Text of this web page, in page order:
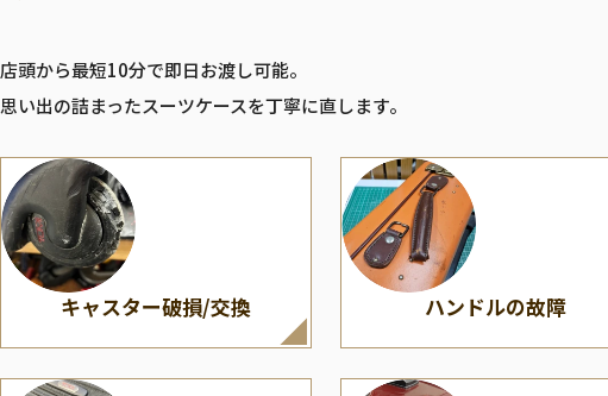
店頭から最短10分で即日お渡し可能。
思い出の詰まったスーツケースを丁寧に直します。
キャスター破損/交換 ハンドルの故障